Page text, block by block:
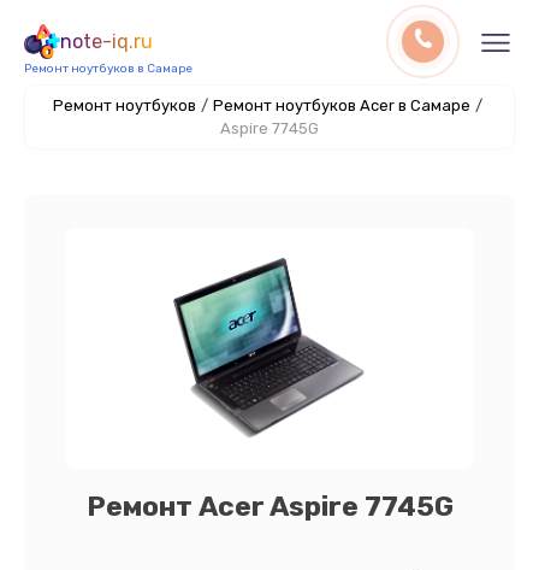
note-iq.ru
Ремонт ноутбуков в Самаре
Ремонт ноутбуков / Ремонт ноутбуков Acer в Самаре /
Aspire 7745G
Ремонт Acer Aspire 7745G